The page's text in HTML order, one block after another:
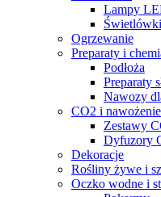
Lampy
Ogrzewanie
Preparaty i
Podłoża
Preparaty
Nawozy
CO2 i nawożenie
Zestawy
Dyfuzory
Dekoracje
Rośliny żywe i
Oczko wodne i